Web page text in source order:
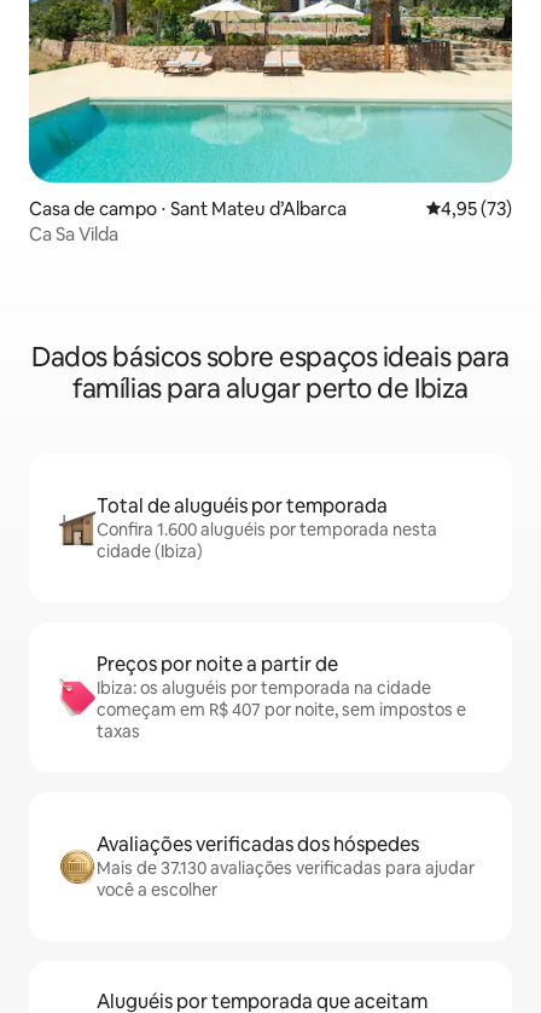
Casa de campo ⋅ Sant Mateu d’Albarca 4,95 de uma
4,95 (73)
Ca Sa Vilda
Dados básicos sobre espaços ideais para
famílias para alugar perto de Ibiza
Total de aluguéis por temporada
Confira 1.600 aluguéis por temporada nesta
cidade (Ibiza)
Preços por noite a partir de
Ibiza: os aluguéis por temporada na cidade
começam em R$ 407 por noite, sem impostos e
taxas
Avaliações verificadas dos hóspedes
Mais de 37.130 avaliações verificadas para ajudar
você a escolher
Aluguéis por temporada que aceitam